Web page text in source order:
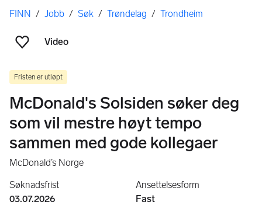
Her er du
FINN / Jobb / Søk / Trøndelag / Trondheim
Legg til som favoritt
Video
Fristen er utløpt
McDonald's Solsiden søker deg
som vil mestre høyt tempo
sammen med gode kollegaer
McDonald’s Norge
Søknadsfrist
03.07.2026
Ansettelsesform
Fast